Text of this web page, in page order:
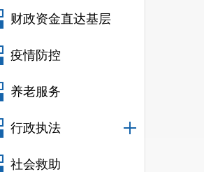
财政资金直达基层
疫情防控
养老服务
行政执法
社会救助